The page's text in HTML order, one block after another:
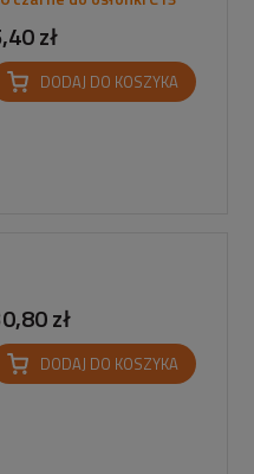
zł
DODAJ DO KOSZYKA
zł
DODAJ DO KOSZYKA